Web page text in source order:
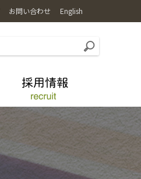
お問い合わせ English